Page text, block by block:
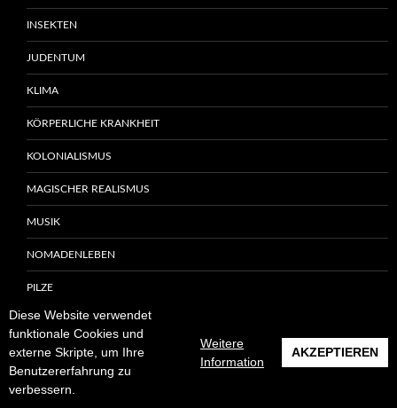
Diese Website verwendet
funktionale Cookies und
externe Skripte, um Ihre
Benutzererfahrung zu
verbessern.
Weitere
Information
AKZEPTIEREN
INSEKTEN
JUDENTUM
KLIMA
KÖRPERLICHE KRANKHEIT
KOLONIALISMUS
MAGISCHER REALISMUS
MUSIK
NOMADENLEBEN
PILZE
PSYCHISCHE STÖRUNGEN
RABENVÖGEL
RADIOAKTIVITÄT